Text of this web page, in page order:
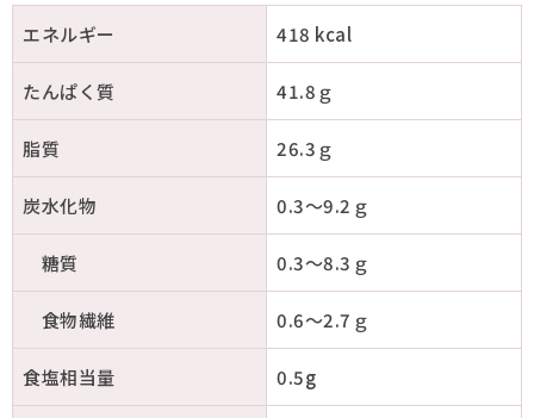
エネルギー 418 kcal
たんぱく質 41.8ｇ
脂質 26.3ｇ
炭水化物 0.3～9.2ｇ
糖質 0.3～8.3ｇ
食物繊維 0.6～2.7ｇ
食塩相当量 0.5g